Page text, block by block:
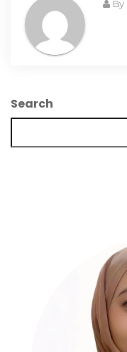
By
Search